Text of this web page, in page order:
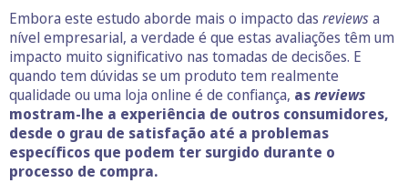
Embora este estudo aborde mais o impacto das reviewsa
nível empresarial, a verdade é que estas avaliações têm um
impacto muito significativo nas tomadas de decisões. E
quando tem dúvidas se um produto tem realmente
qualidade ou uma loja online é de confiança, asreviews
mostram-lhe a experiência de outros consumidores,
desde o grau de satisfação até a problemas
específicos que podem ter surgido durante o
processo de compra.